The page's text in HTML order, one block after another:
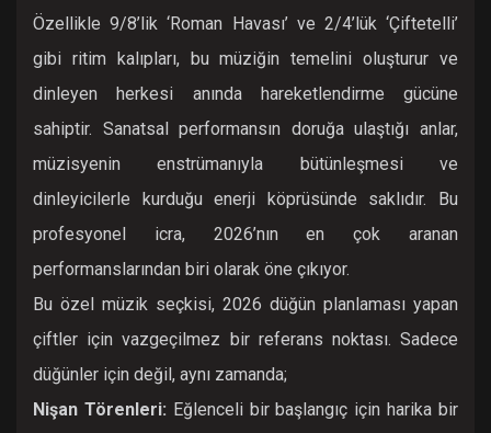
Özellikle 9/8’lik ‘Roman Havası’ ve 2/4’lük ‘Çiftetelli’
gibi ritim kalıpları, bu müziğin temelini oluşturur ve
dinleyen herkesi anında hareketlendirme gücüne
sahiptir. Sanatsal performansın doruğa ulaştığı anlar,
müzisyenin enstrümanıyla bütünleşmesi ve
dinleyicilerle kurduğu enerji köprüsünde saklıdır. Bu
profesyonel icra, 2026’nın en çok aranan
performanslarından biri olarak öne çıkıyor.
Bu özel müzik seçkisi, 2026 düğün planlaması yapan
çiftler için vazgeçilmez bir referans noktası. Sadece
düğünler için değil, aynı zamanda;
Nişan Törenleri: Eğlenceli bir başlangıç için harika bir